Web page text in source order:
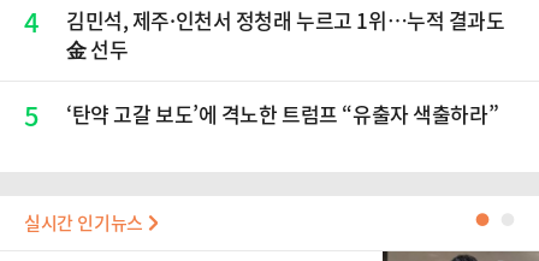
4
김민석, 제주·인천서 정청래 누르고 1위…누적 결과도
金 선두
5 ‘탄약 고갈 보도’에 격노한 트럼프 “유출자 색출하라”
실시간 인기뉴스 ●